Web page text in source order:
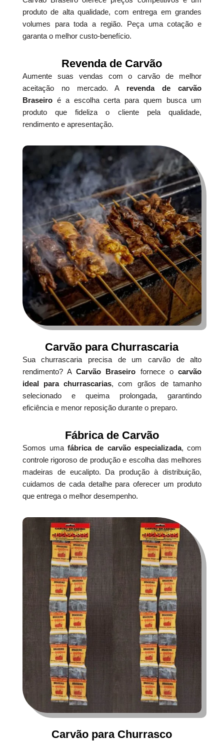
produto de alta qualidade, com entrega em grandes
volumes para toda a região. Peça uma cotação e
garanta o melhor custo-benefício.
Revenda de Carvão
Aumente suas vendas com o carvão de melhor
aceitação no mercado. A revenda de carvão
Braseiroé a escolha certa para quem busca um
produto que fideliza o cliente pela qualidade,
rendimento e apresentação.
Carvão para Churrascaria
Sua churrascaria precisa de um carvão de alto
rendimento? ACarvão Braseiro fornece ocarvão
ideal para churrascarias, com grãos de tamanho
selecionado e queima prolongada, garantindo
eficiência e menor reposição durante o preparo.
Fábrica de Carvão
Somos umafábrica de carvão especializada, com
controle rigoroso de produção e escolha das melhores
madeiras de eucalipto. Da produção à distribuição,
cuidamos de cada detalhe para oferecer um produto
que entrega o melhor desempenho.
Carvão para Churrasco